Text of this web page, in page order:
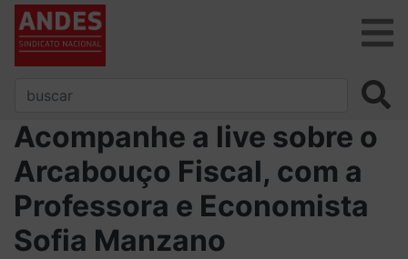
Acompanhe a live sobre o
Arcabouço Fiscal, com a
Professora e Economista
Sofia Manzano